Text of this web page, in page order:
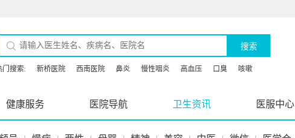
搜索
门搜索: 新桥医院 西南医院 鼻炎 慢性咽炎 高血压 口臭 咳嗽
健康服务 医院导航 卫生资讯 医服中心